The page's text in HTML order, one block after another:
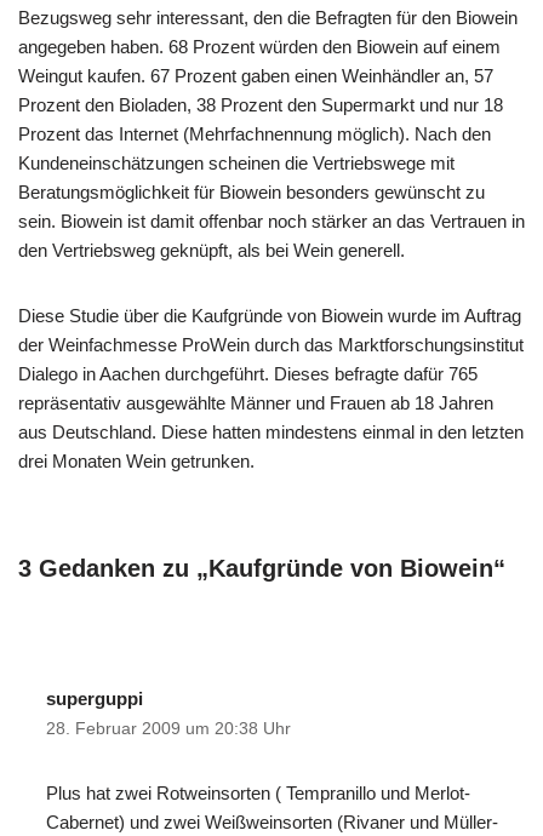
Bezugsweg sehr interessant, den die Befragten für den Biowein
angegeben haben. 68 Prozent würden den Biowein auf einem
Weingut kaufen. 67 Prozent gaben einen Weinhändler an, 57
Prozent den Bioladen, 38 Prozent den Supermarkt und nur 18
Prozent das Internet (Mehrfachnennung möglich). Nach den
Kundeneinschätzungen scheinen die Vertriebswege mit
Beratungsmöglichkeit für Biowein besonders gewünscht zu
sein. Biowein ist damit offenbar noch stärker an das Vertrauen in
den Vertriebsweg geknüpft, als bei Wein generell.
Diese Studie über die Kaufgründe von Biowein wurde im Auftrag
der Weinfachmesse ProWein durch das Marktforschungsinstitut
Dialego in Aachen durchgeführt. Dieses befragte dafür 765
repräsentativ ausgewählte Männer und Frauen ab 18 Jahren
aus Deutschland. Diese hatten mindestens einmal in den letzten
drei Monaten Wein getrunken.
3 Gedanken zu „Kaufgründe von Biowein“
superguppi
28. Februar 2009 um 20:38 Uhr
Plus hat zwei Rotweinsorten ( Tempranillo und Merlot-
Cabernet) und zwei Weißweinsorten (Rivaner und Müller-